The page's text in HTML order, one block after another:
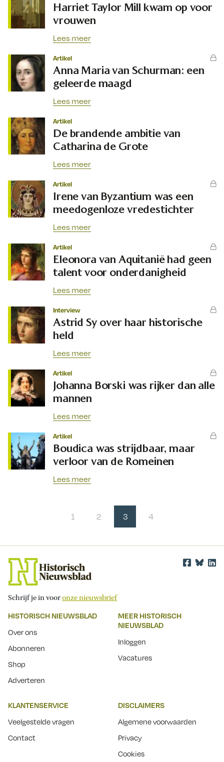
Harriet Taylor Mill kwam op voor
vrouwen
Lees meer
Artikel
Anna Maria van Schurman: een
geleerde maagd
Lees meer
Artikel
De brandende ambitie van
Catharina de Grote
Lees meer
Artikel
Irene van Byzantium was een
meedogenloze vredestichter
Lees meer
Artikel
Eleonora van Aquitanië had geen
talent voor onderdanigheid
Lees meer
Interview
Astrid Sy over haar historische
held
Lees meer
Artikel
Johanna Borski was rijker dan alle
mannen
Lees meer
Artikel
Boudica was strijdbaar, maar
verloor van de Romeinen
Lees meer
1 2 3 4
Schrijf je in vooronze nieuwsbrief
HISTORISCH NIEUWSBLAD
Over ons
Abonneren
Shop
Adverteren
MEER HISTORISCH
NIEUWSBLAD
Inloggen
Vacatures
KLANTENSERVICE
Veelgestelde vragen
Contact
DISCLAIMERS
Algemene voorwaarden
Privacy
Cookies